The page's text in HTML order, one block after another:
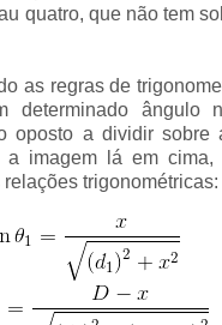
quatro, que não tem
as regras de
ângulo
oposto a dividir sobre
a imagem lá em cima,
trigonométricas: